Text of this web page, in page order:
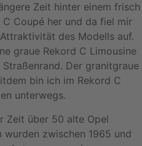
Zeit hinter einem frisch
Coupé her und da fiel mir
des Modells auf.
graue Rekord C Limousine
Der granitgraue
bin ich im Rekord C
unterwegs.
Zeit über 50 alte Opel
wurden zwischen 1965 und